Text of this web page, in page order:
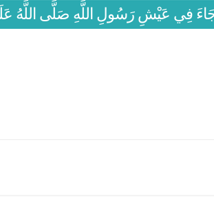
فِي عَيْشِ رَسُولِ اللَّهِ صَلَّى اللَّهُ